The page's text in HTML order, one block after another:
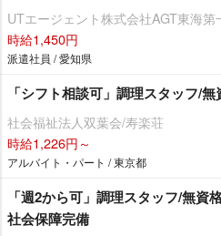
UTエージェント株式会社AGT東海第
時給1,450円
派遣社員 / 愛知県
「シフト相談可」調理スタッフ/
社会福祉法人双葉会/寿楽荘
時給1,226円～
アルバイト・パート / 東京都
「週2から可」調理スタッフ/無資
社会保障完備